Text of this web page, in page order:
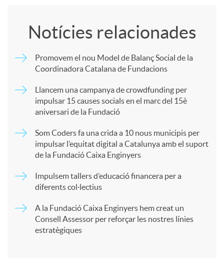
t
Notícies relacionades
Promovem el nou Model de Balanç Social de la
Coordinadora Catalana de Fundacions
Llancem una campanya de crowdfunding per
impulsar 15 causes socials en el marc del 15è
aniversari de la Fundació
Som Coders fa una crida a 10 nous municipis per
impulsar l’equitat digital a Catalunya amb el suport
de la Fundació Caixa Enginyers
Impulsem tallers d’educació financera per a
diferents col·lectius
A la Fundació Caixa Enginyers hem creat un
Consell Assessor per reforçar les nostres línies
estratègiques